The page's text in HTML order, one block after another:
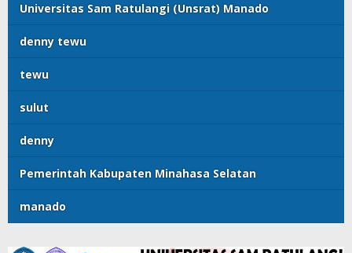
Universitas Sam Ratulangi (Unsrat) Manado
denny tewu
tewu
sulut
denny
Pemerintah Kabupaten Minahasa Selatan
manado